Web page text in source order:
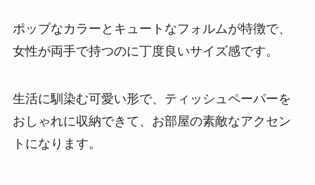
ポップなカラーとキュートなフォルムが特徴で、
女性が両手で持つのに丁度良いサイズ感です。
生活に馴染む可愛い形で、ティッシュペーパーを
おしゃれに収納できて、お部屋の素敵なアクセン
トになります。